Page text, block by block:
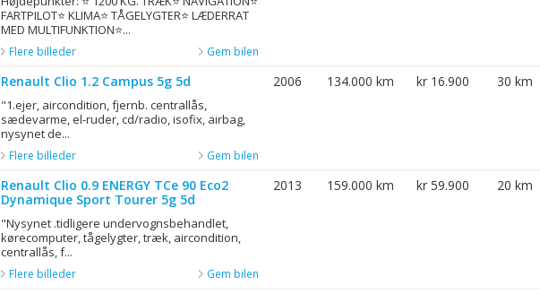
FARTPILOT⭐ KLIMA⭐ TÅGELYGTER⭐ LÆDERRAT
MED MULTIFUNKTION⭐...
Gem bilen
Flere billeder
Renault Clio 1.2 Campus 5g 5d
"1.ejer, aircondition, fjernb. centrallås,
sædevarme, el-ruder, cd/radio, isofix, airbag,
nysynet de...
Gem bilen
Flere billeder
2006 134.000 km kr 16.900 30 km
Renault Clio 0.9 ENERGY TCe 90 Eco2
Dynamique Sport Tourer 5g 5d
"Nysynet .tidligere undervognsbehandlet,
kørecomputer, tågelygter, træk, aircondition,
centrallås, f...
Gem bilen
Flere billeder
2013 159.000 km kr 59.900 20 km